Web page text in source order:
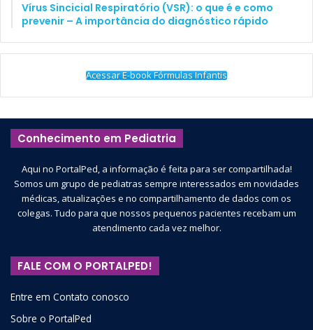
Vírus Sincicial Respiratório (VSR): o que é e como
prevenir – A importância do diagnóstico rápido
Acessar E-book Fórmulas Infantis
Conhecimento em Pediatria
Aqui no PortalPed, a informação é feita para ser compartilhada!
Somos um grupo de pediatras sempre interessados em novidades
médicas, atualizações e no compartilhamento de dados com os
colegas. Tudo para que nossos pequenos pacientes recebam um
atendimento cada vez melhor.
FALE COM O PORTALPED!
Entre em Contato conosco
Sobre o PortalPed